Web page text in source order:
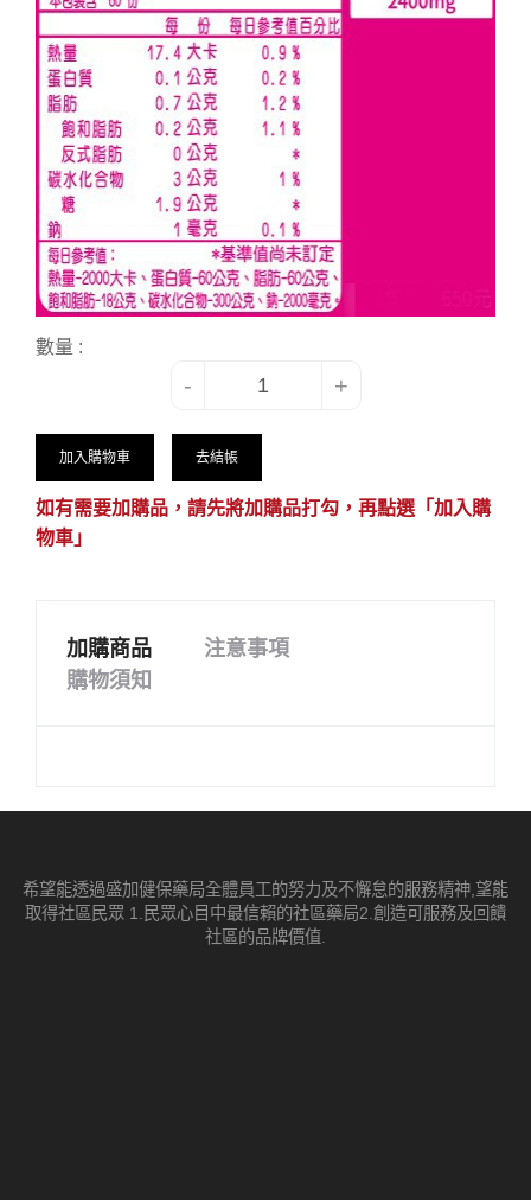
數量 :
- +
加入購物車 去結帳
如有需要加購品，請先將加購品打勾，再點選「加入購
物車」
加購商品
注意事項
購物須知
希望能透過盛加健保藥局全體員工的努力及不懈怠的服務精神,望能
取得社區民眾 1.民眾心目中最信賴的社區藥局2.創造可服務及回饋
社區的品牌價值.